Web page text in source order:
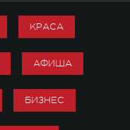
КРАСА
АФИША
БИЗНЕС